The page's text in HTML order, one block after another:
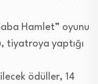
Hamlet” oyunu
tiyatroya yaptığı
ödüller, 14